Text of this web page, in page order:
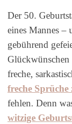
Der 50.
eines Mannes –
gebührend
Glückwünschen
freche,
freche
fehlen. Denn
witzige